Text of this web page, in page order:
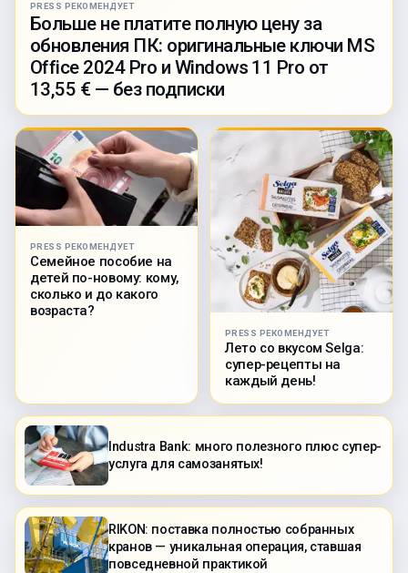
PRESS РЕКОМЕНДУЕТ
Больше не платите полную цену за
обновления ПК: оригинальные ключи MS
Office 2024 Pro и Windows 11 Pro от
13,55 € — без подписки
PRESS РЕКОМЕНДУЕТ
Семейное пособие на
детей по-новому: кому,
сколько и до какого
возраста?
PRESS РЕКОМЕНДУЕТ
Лето со вкусом Selga:
супер-рецепты на
каждый день!
Industra Bank: много полезного плюс супер-
услуга для самозанятых!
RIKON: поставка полностью собранных
кранов — уникальная операция, ставшая
повседневной практикой